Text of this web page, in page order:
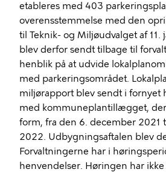
etableres med 403
overensstemmelse med den
til Teknik- og Miljøudvalget af 11.
blev derfor sendt tilbage til
henblik på at udvide
med parkeringsområdet.
miljørapport blev sendt i fornyet
med kommuneplantillægget,
form, fra den 6. december 2021
2022. Udbygningsaftalen blev
Forvaltningerne har i
henvendelser. Høringen har